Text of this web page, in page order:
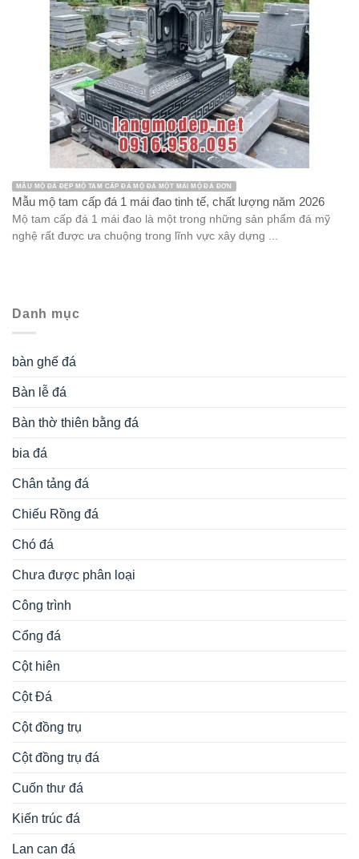
MẪU MỘ ĐÁ ĐẸP MỘ TAM CẤP ĐÁ MỘ ĐÁ MỘT MÁI MỘ ĐÁ ĐƠN
Mẫu mộ tam cấp đá 1 mái đao tinh tế, chất lượng năm 2026
Mộ tam cấp đá 1 mái đao là một trong những sản phẩm đá mỹ
nghệ rất được ưa chuộng trong lĩnh vực xây dựng ...
Danh mục
bàn ghế đá
Bàn lễ đá
Bàn thờ thiên bằng đá
bia đá
Chân tảng đá
Chiếu Rồng đá
Chó đá
Chưa được phân loại
Công trình
Cổng đá
Cột hiên
Cột Đá
Cột đồng trụ
Cột đồng trụ đá
Cuốn thư đá
Kiến trúc đá
Lan can đá